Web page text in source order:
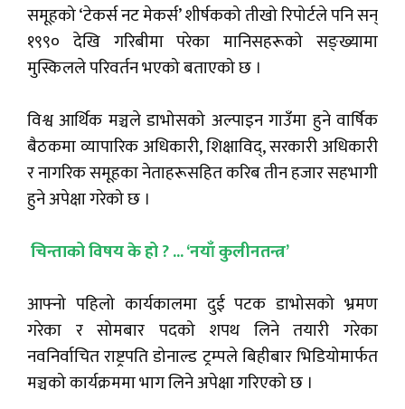
समूहको ‘टेकर्स नट मेकर्स’ शीर्षकको तीखो रिपोर्टले पनि सन्
१९९० देखि गरिबीमा परेका मानिसहरूको सङ्ख्यामा
मुस्किलले परिवर्तन भएको बताएको छ ।
विश्व आर्थिक मञ्चले डाभोसको अल्पाइन गाउँमा हुने वार्षिक
बैठकमा व्यापारिक अधिकारी, शिक्षाविद्, सरकारी अधिकारी
र नागरिक समूहका नेताहरूसहित करिब तीन हजार सहभागी
हुने अपेक्षा गरेको छ ।
चिन्ताको विषय के हो ? ... ‘नयाँ कुलीनतन्त्र’
आफ्नो पहिलो कार्यकालमा दुई पटक डाभोसको भ्रमण
गरेका र सोमबार पदको शपथ लिने तयारी गरेका
नवनिर्वाचित राष्ट्रपति डोनाल्ड ट्रम्पले बिहीबार भिडियोमार्फत
मञ्चको कार्यक्रममा भाग लिने अपेक्षा गरिएको छ ।